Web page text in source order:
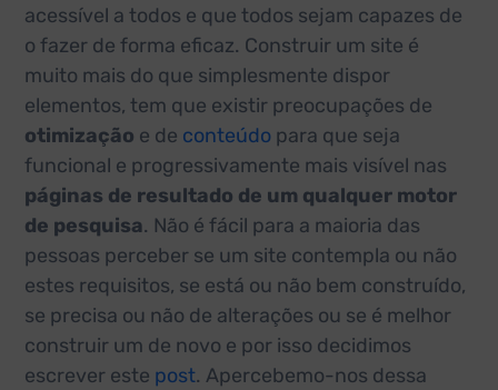
acessível a todos e que todos sejam capazes de
o fazer de forma eficaz. Construir um site é
muito mais do que simplesmente dispor
elementos, tem que existir preocupações de
otimização e de conteúdo para que seja
funcional e progressivamente mais visível nas
páginas de resultado de um qualquer motor
de pesquisa. Não é fácil para a maioria das
pessoas perceber se um site contempla ou não
estes requisitos, se está ou não bem construído,
se precisa ou não de alterações ou se é melhor
construir um de novo e por isso decidimos
escrever este post. Apercebemo-nos dessa